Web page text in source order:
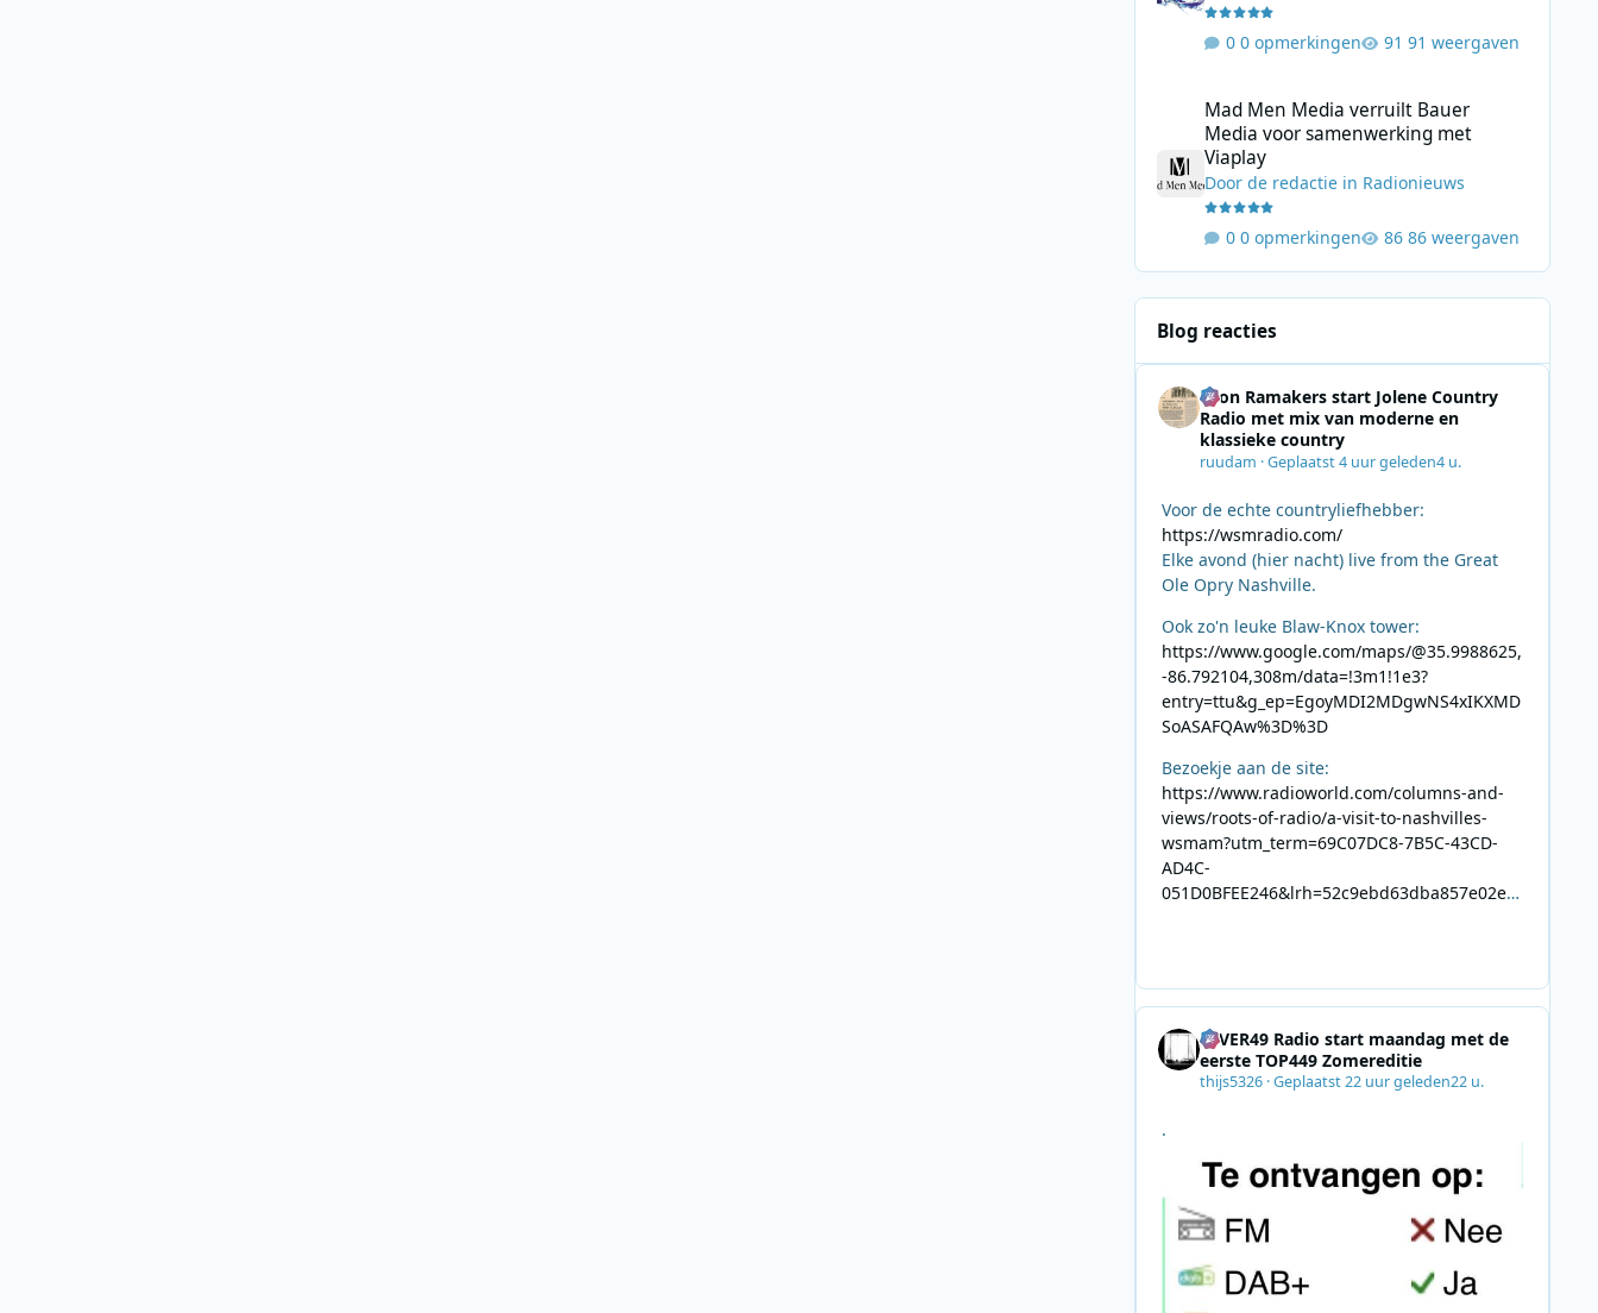
0 opmerkingen 91 weergaven
Mad Men Media verruilt Bauer
Media voor samenwerking met
Viaplay
Door de redactiein Radionieuws
0 opmerkingen 86 weergaven
Blog reacties
Leon Ramakers start Jolene Country
Radio met mix van moderne en
klassieke country
ruudam ·Geplaatst4 uur geleden4 u.
Voor de echte countryliefhebber:
https://wsmradio.com/
Elke avond (hier nacht) live from the Great
Ole Opry Nashville.
Ook zo'n leuke Blaw-Knox tower:
https://www.google.com/maps/@35.9988625,
-86.792104,308m/data=!3m1!1e3?
entry=ttu&g_ep=EgoyMDI2MDgwNS4xIKXMD
SoASAFQAw%3D%3D
Bezoekje aan de site:
https://www.radioworld.com/columns-and-
views/roots-of-radio/a-visit-to-nashvilles-
wsmam?utm_term=69C07DC8-7B5C-43CD-
AD4C-
051D0BFEE246&lrh=52c9ebd63dba857e02ec
AB2831C8A639&utm_medium=email&utm_co
8F09201A140D&utm_source=SmartBrief
4EVER49 Radio start maandag met de
eerste TOP449 Zomereditie
thijs5326·Geplaatst22 uur geleden22 u.
.